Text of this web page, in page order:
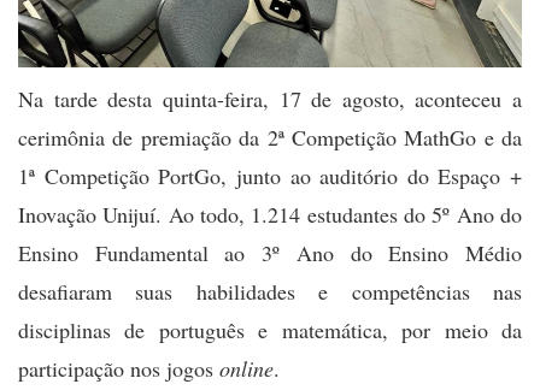
Na tarde desta quinta-feira, 17 de agosto, aconteceu a
cerimônia de premiação da 2ª Competição MathGo e da
1ª Competição PortGo, junto ao auditório do Espaço +
Inovação Unijuí. Ao todo, 1.214 estudantes do 5º Ano do
Ensino Fundamental ao 3º Ano do Ensino Médio
desafiaram suas habilidades e competências nas
disciplinas de português e matemática, por meio da
participação nos jogos online.